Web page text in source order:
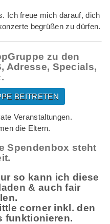
Ich freue mich darauf, dich
begrüßen zu dürfen.
zu den
Adresse, Specials,
BEITRETEN
Veranstaltungen.
die Eltern.
Spendenbox steht
so kann ich diese
& auch fair
corner inkl. den
funktionieren.